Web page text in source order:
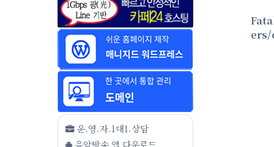
운.영.자.1대1.상담
음악방송 앱 다운로드